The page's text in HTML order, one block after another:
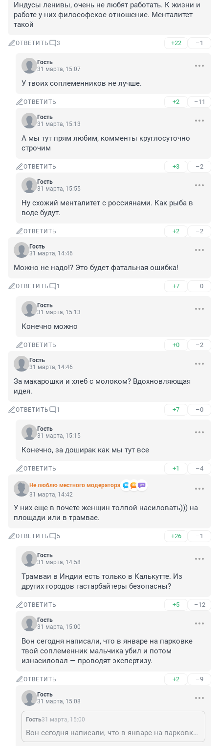
Индусы ленивы, очень не любят работать. К жизни и
работе у них философское отношение. Менталитет
такой
ОТВЕТИТЬ 3 +22 –1
Гость
31 марта, 15:07
У твоих соплеменников не лучше.
ОТВЕТИТЬ +2 –11
Гость
31 марта, 15:13
А мы тут прям любим, комменты круглосуточно
строчим
ОТВЕТИТЬ +3 –2
Гость
31 марта, 15:55
Ну схожий менталитет с россиянами. Как рыба в
воде будут.
ОТВЕТИТЬ +2 –2
Гость
31 марта, 14:46
Можно не надо!? Это будет фатальная ошибка!
ОТВЕТИТЬ 1 +7 –0
Гость
31 марта, 15:13
Конечно можно
ОТВЕТИТЬ +0 –2
Гость
31 марта, 14:46
За макарошки и хлеб с молоком? Вдохновляющая
идея.
ОТВЕТИТЬ 1 +7 –0
Гость
31 марта, 15:15
Конечно, за доширак как мы тут все
ОТВЕТИТЬ +1 –4
Не люблю местного модератора
31 марта, 14:42
У них еще в почете женщин толпой насиловать))) на
площади или в трамвае.
ОТВЕТИТЬ 5 +26 –1
Гость
31 марта, 14:58
Трамваи в Индии есть только в Калькутте. Из
других городов гастарбайтеры безопасны?
ОТВЕТИТЬ +5 –12
Гость
31 марта, 15:00
Вон сегодня написали, что в январе на парковке
твой соплеменник мальчика убил и потом
изнасиловал — проводят экспертизу.
ОТВЕТИТЬ +2 –9
Гость
31 марта, 15:08
Гость31 марта, 15:00
Вон сегодня написали, что в январе на парковке твой соплеменник мальчика убил и потом изнасиловал — проводят экспертизу.